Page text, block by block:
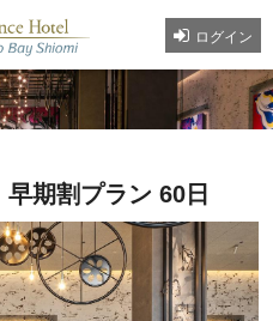
ログイン
期割プラン 60日